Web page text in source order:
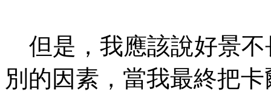
但是，我應該說好景不
別的因素，當我最終把